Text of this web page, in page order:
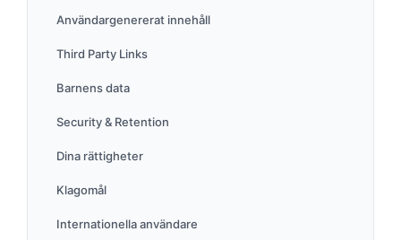
Användargenererat innehåll
Third Party Links
Barnens data
Security & Retention
Dina rättigheter
Klagomål
Internationella användare